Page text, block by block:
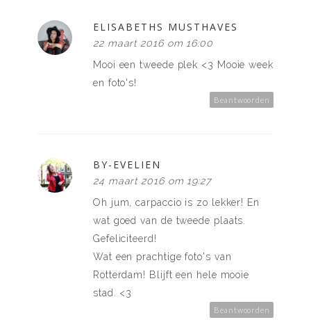
ELISABETHS MUSTHAVES
22 maart 2016 om 16:00
Mooi een tweede plek <3 Mooie week
en foto's!
Beantwoorden
BY-EVELIEN
24 maart 2016 om 19:27
Oh jum, carpaccio is zo lekker! En
wat goed van de tweede plaats.
Gefeliciteerd!
Wat een prachtige foto's van
Rotterdam! Blijft een hele mooie
stad. <3
Beantwoorden